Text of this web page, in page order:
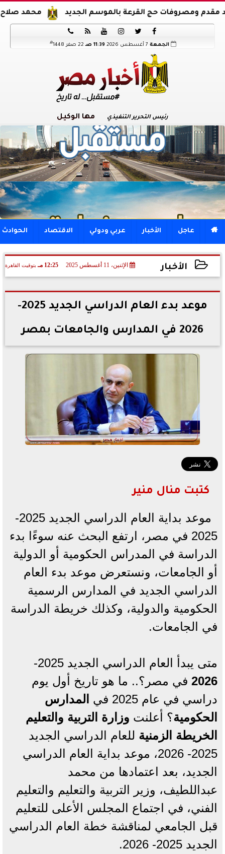
محمد صلاح يوقع عقود حج القرعة بالموسم الجديد






الجمعة 11:39 صـ 22 صفر 1448 هـ
رئيس التحرير التنفيذي مها الوكيل
 عاجل الأخبار عربي ودولي الاقتصاد الحوادث
الأخبار الإثنين، 11 أغسطس 2025 12:25 مـ بتوقيت القاهرة
2025-08-11 12:25:09
موعد بدء العام الدراسي الجديد 2025-
2026 في المدارس والجامعات بمصر
كتبت منال منير
موعد بداية العام الدراسي الجديد 2025-
2025 في مصر، ارتفع البحث عنه سوءًا بدء
الدراسة في المدراس الحكومية أو الدولية
أو الجامعات، ونستعرض موعد بدء العام
الدراسي الجديد في المدارس الرسمية
الحكومية والدولية، وكذلك خريطة الدراسة
في الجامعات.
متى يبدأ العام الدراسي الجديد 2025-
2026 في مصر؟.. ما هو تاريخ أول يوم
دراسي في عام 2025 في
المدارس
الحكومية؟ أعلنت وزارة التربية والتعليم
الخريطة الزمنية للعام الدراسي الجديد
2025- 2026، موعد بداية العام الدراسي
الجديد، بعد اعتمادها من محمد
عبداللطيف، وزير التربية والتعليم والتعليم
الفني، في اجتماع المجلس الأعلى للتعليم
قبل الجامعي لمناقشة خطة العام الدراسي
الجديد 2025- 2026.